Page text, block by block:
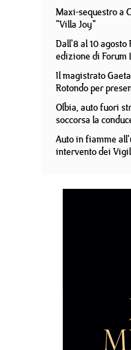
Maxi-sequestro a
"Villa Joy"
Dall'8 al 10 agosto
edizione di Forum
Il magistrato
Rotondo per
Olbia, auto fuori
soccorsa la
Auto in fiamme
intervento dei